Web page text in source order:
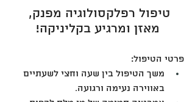
טיפול רפלקסולוגיה מפנק,
מאזן ומרגיע בקליניקה!
פרטי הטיפול:
משך הטיפול בין שעה וחצי לשעתיים
באווירה נעימה ורגועה.